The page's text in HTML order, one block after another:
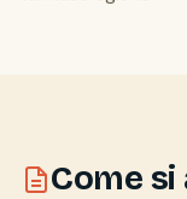
Come si